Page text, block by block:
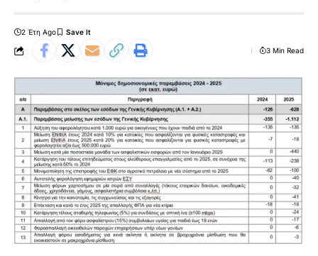
2 Έτη Ago
3 Min Read